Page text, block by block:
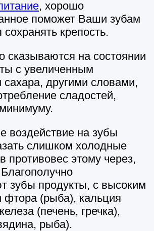
, хорошо
поможет Ваши зубам
крепость.
сказываются на состоянии
с увеличенным
другими словами,
сладостей,
воздействие на зубы
слишком холодные
противовес этому через,
зубы продукты, с высоким
фтора (рыба), кальция
(печень, гречка),
рыба).